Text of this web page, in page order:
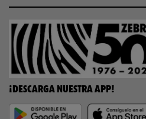
¡DESCARGA NUESTRA APP!